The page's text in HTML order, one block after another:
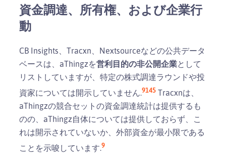
資金調達、所有権、および企業行
動
CB Insights、Tracxn、Nextsourceなどの公共データ
ベースは、aThingzを営利目的の非公開企業として
リストしていますが、特定の株式調達ラウンドや投
資家については開示していません.9145 Tracxnは、
aThingzの競合セットの資金調達統計は提供するも
のの、aThingz自体については提供しておらず、こ
れは開示されていないか、外部資金が最小限である
ことを示唆しています.9